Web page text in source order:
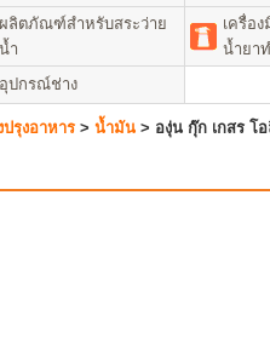
ผลิตภัณฑ์สำหรับสระว่าย
น้ำ
เครื่อ
น้ำยา
อุปกรณ์ช่าง
รุงอาหาร > น้ำมัน > องุ่น กุ๊ก เกสร โ